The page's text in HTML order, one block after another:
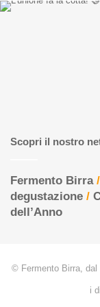
Scopri il nostro
Fermento Birra/
degustazione /
dell’Anno
© Fermento Birra, dal
i